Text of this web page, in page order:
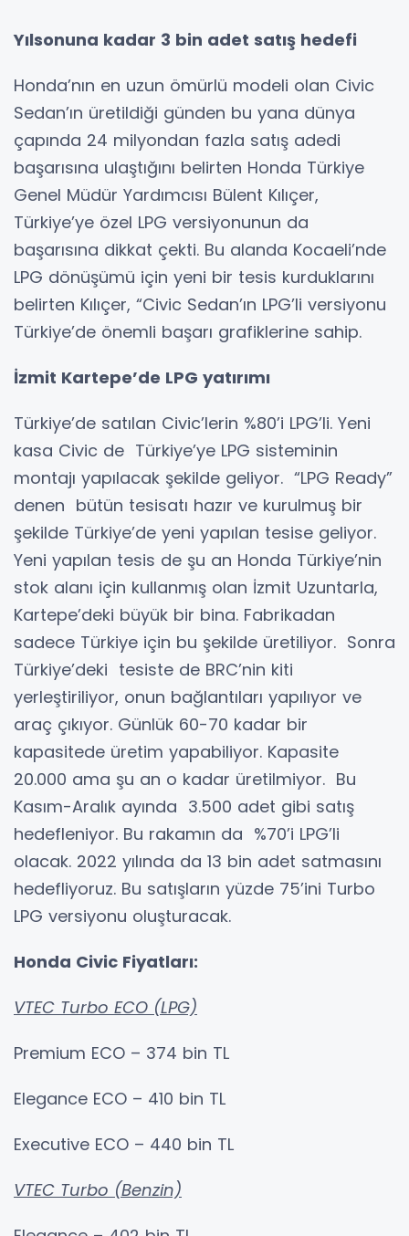
Yılsonuna kadar 3 bin adet satış hedefi
Honda’nın en uzun ömürlü modeli olan Civic
Sedan’ın üretildiği günden bu yana dünya
çapında 24 milyondan fazla satış adedi
başarısına ulaştığını belirten Honda Türkiye
Genel Müdür Yardımcısı Bülent Kılıçer,
Türkiye’ye özel LPG versiyonunun da
başarısına dikkat çekti. Bu alanda Kocaeli’nde
LPG dönüşümü için yeni bir tesis kurduklarını
belirten Kılıçer, “Civic Sedan’ın LPG’li versiyonu
Türkiye’de önemli başarı grafiklerine sahip.
İzmit Kartepe’de LPG yatırımı
Türkiye’de satılan Civic’lerin %80’i LPG’li. Yeni
kasa Civic de Türkiye’ye LPG sisteminin
montajı yapılacak şekilde geliyor. “LPG Ready”
denen bütün tesisatı hazır ve kurulmuş bir
şekilde Türkiye’de yeni yapılan tesise geliyor.
Yeni yapılan tesis de şu an Honda Türkiye’nin
stok alanı için kullanmış olan İzmit Uzuntarla,
Kartepe’deki büyük bir bina. Fabrikadan
sadece Türkiye için bu şekilde üretiliyor. Sonra
Türkiye’deki tesiste de BRC’nin kiti
yerleştiriliyor, onun bağlantıları yapılıyor ve
araç çıkıyor. Günlük 60-70 kadar bir
kapasitede üretim yapabiliyor. Kapasite
20.000 ama şu an o kadar üretilmiyor. Bu
Kasım-Aralık ayında 3.500 adet gibi satış
hedefleniyor. Bu rakamın da %70’i LPG’li
olacak. 2022 yılında da 13 bin adet satmasını
hedefliyoruz. Bu satışların yüzde 75’ini Turbo
LPG versiyonu oluşturacak.
Honda Civic Fiyatları:
VTEC Turbo ECO (LPG)
Premium ECO – 374 bin TL
Elegance ECO – 410 bin TL
Executive ECO – 440 bin TL
VTEC Turbo (Benzin)